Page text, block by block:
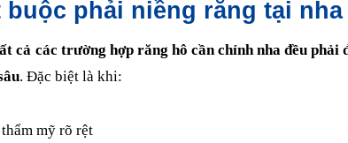
buộc phải niềng răng tại nha
cả các trường hợp răng hô cần chỉnh nha đều
. Đặc biệt là khi:
mỹ rõ rệt